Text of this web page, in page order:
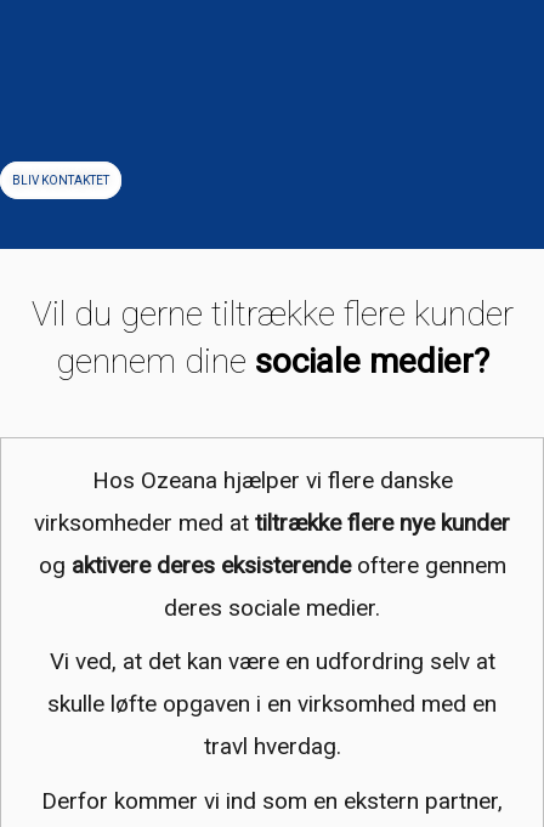
BLIV KONTAKTET
Vil du gerne tiltrække flere kunder
gennem dine sociale medier?
Hos Ozeana hjælper vi flere danske
virksomheder med at tiltrække flere nye kunder
og aktivere deres eksisterendeoftere gennem
deres sociale medier.
Vi ved, at det kan være en udfordring selv at
skulle løfte opgaven i en virksomhed med en
travl hverdag.
Derfor kommer vi ind som en ekstern partner,